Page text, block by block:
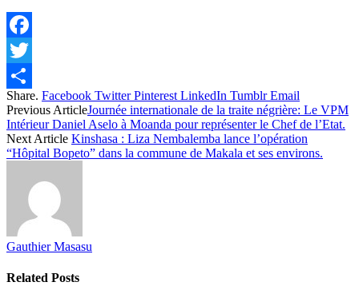
Facebook
Twitter
Share
Share. Facebook Twitter Pinterest LinkedIn Tumblr Email
Previous ArticleJournée internationale de la traite négrière: Le VPM
Intérieur Daniel Aselo à Moanda pour représenter le Chef de l’Etat.
Next Article Kinshasa : Liza Nembalemba lance l’opération
“Hôpital Bopeto” dans la commune de Makala et ses environs.
Gauthier Masasu
Related Posts